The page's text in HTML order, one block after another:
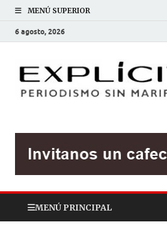
MENÚ SUPERIOR
6 agosto, 2026
MENÚ PRINCIPAL